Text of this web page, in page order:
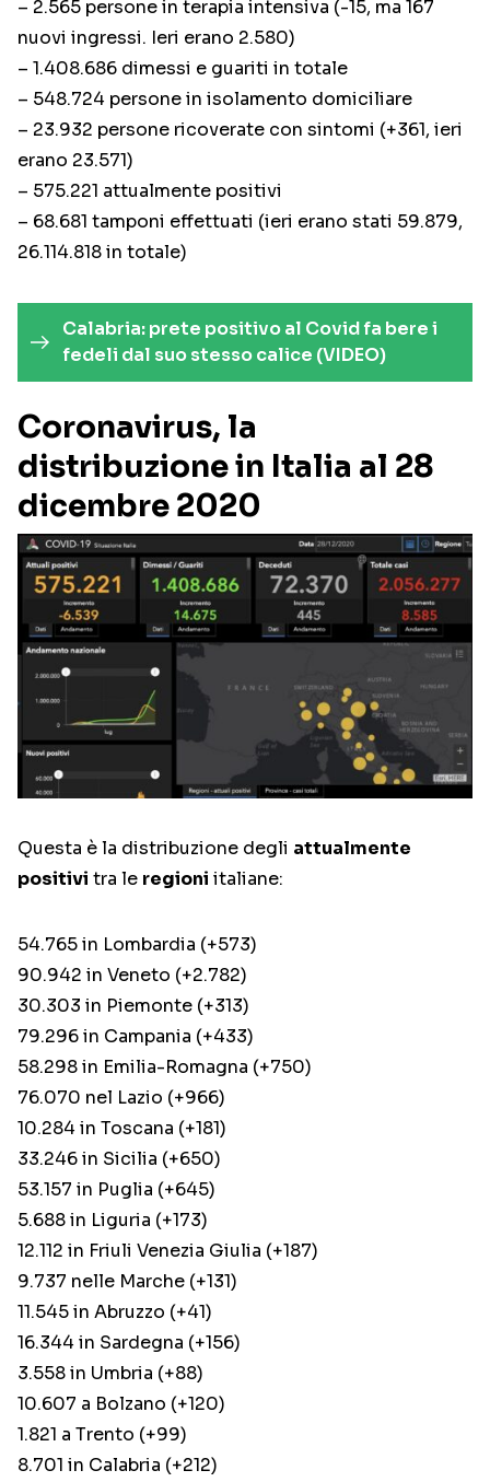
– 2.565 persone in terapia intensiva (-15, ma 167
nuovi ingressi. Ieri erano 2.580)
– 1.408.686 dimessi e guariti in totale
– 548.724 persone in isolamento domiciliare
– 23.932 persone ricoverate con sintomi (+361, ieri
erano 23.571)
– 575.221 attualmente positivi
– 68.681 tamponi effettuati (ieri erano stati 59.879,
26.114.818 in totale)
Calabria: prete positivo al Covid fa bere i
fedeli dal suo stesso calice (VIDEO)
Coronavirus, la
distribuzione in Italia al 28
dicembre 2020
Questa è la distribuzione degli attualmente
positivi tra le regioni italiane:
54.765 in Lombardia (+573)
90.942 in Veneto (+2.782)
30.303 in Piemonte (+313)
79.296 in Campania (+433)
58.298 in Emilia-Romagna (+750)
76.070 nel Lazio (+966)
10.284 in Toscana (+181)
33.246 in Sicilia (+650)
53.157 in Puglia (+645)
5.688 in Liguria (+173)
12.112 in Friuli Venezia Giulia (+187)
9.737 nelle Marche (+131)
11.545 in Abruzzo (+41)
16.344 in Sardegna (+156)
3.558 in Umbria (+88)
10.607 a Bolzano (+120)
1.821 a Trento (+99)
8.701 in Calabria (+212)